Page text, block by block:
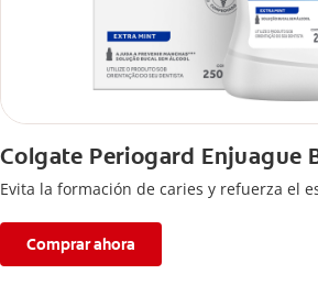
Colgate Periogard Enjuague
Evita la formación de caries y refuerza el
Comprar ahora